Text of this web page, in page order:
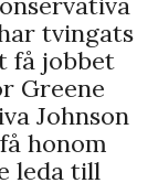
tvingats
få jobbet
Greene
Johnson
honom
leda till